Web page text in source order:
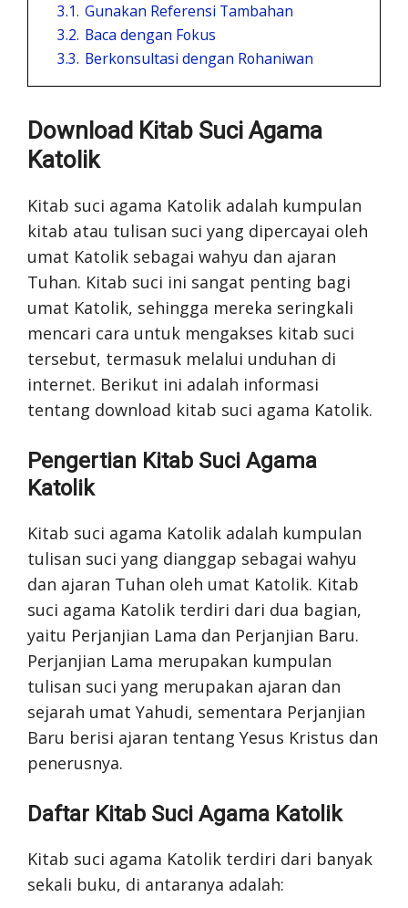
3.1. Gunakan Referensi Tambahan
3.2. Baca dengan Fokus
3.3. Berkonsultasi dengan Rohaniwan
Download Kitab Suci Agama
Katolik
Kitab suci agama Katolik adalah kumpulan
kitab atau tulisan suci yang dipercayai oleh
umat Katolik sebagai wahyu dan ajaran
Tuhan. Kitab suci ini sangat penting bagi
umat Katolik, sehingga mereka seringkali
mencari cara untuk mengakses kitab suci
tersebut, termasuk melalui unduhan di
internet. Berikut ini adalah informasi
tentang download kitab suci agama Katolik.
Pengertian Kitab Suci Agama
Katolik
Kitab suci agama Katolik adalah kumpulan
tulisan suci yang dianggap sebagai wahyu
dan ajaran Tuhan oleh umat Katolik. Kitab
suci agama Katolik terdiri dari dua bagian,
yaitu Perjanjian Lama dan Perjanjian Baru.
Perjanjian Lama merupakan kumpulan
tulisan suci yang merupakan ajaran dan
sejarah umat Yahudi, sementara Perjanjian
Baru berisi ajaran tentang Yesus Kristus dan
penerusnya.
Daftar Kitab Suci Agama Katolik
Kitab suci agama Katolik terdiri dari banyak
sekali buku, di antaranya adalah: